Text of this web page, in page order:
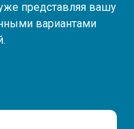
представляя вашу
вариантами